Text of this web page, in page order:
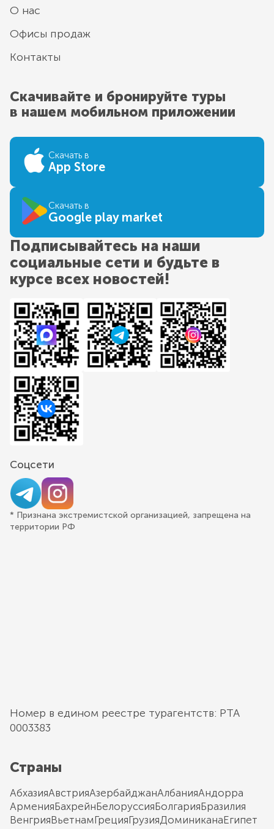
О нас
Офисы продаж
Контакты
Скачивайте и бронируйте туры
в нашем мобильном приложении
Скачать в
App Store
Скачать в
Google play market
Подписывайтесь на наши
социальные сети и будьте в
курсе всех новостей!
Соцсети
* Признана экстремистской организацией, запрещена на
территории РФ
Номер в едином реестре турагентств: РТА
0003383
Страны
АбхазияАвстрияАзербайджанАлбанияАндорра
АрменияБахрейнБелоруссияБолгарияБразилия
ВенгрияВьетнамГрецияГрузияДоминиканаЕгипет